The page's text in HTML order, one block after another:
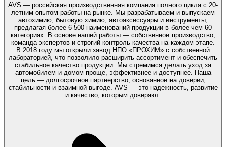
AVS — российская производственная компания полного цикла с 20-
летним опытом работы на рынке. Мы разрабатываем и выпускаем
автохимию, бытовую химию, автоаксессуары и инструменты,
предлагая более 6 500 наименований продукции в более чем 60
категориях. В основе нашей работы — собственное производство,
команда экспертов и строгий контроль качества на каждом этапе.
В 2018 году мы открыли завод НПО «ПРОХИМ» с собственной
лабораторией, что позволило расширить ассортимент и обеспечить
стабильное качество продукции. Мы стремимся делать уход за
автомобилем и домом проще, эффективнее и доступнее. Наша
цель — долгосрочное партнерство, основанное на доверии,
стабильности и взаимной выгоде. AVS — это надежность, развитие
и качество, которым доверяют.